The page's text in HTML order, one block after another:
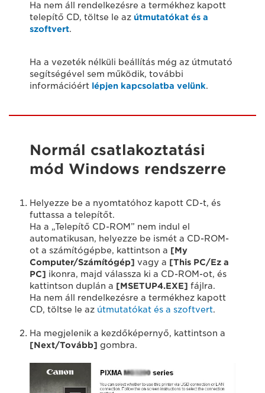
Ha nem áll rendelkezésre a termékhez kapott
telepítő CD, töltse le az útmutatókat és a
szoftvert.
Ha a vezeték nélküli beállítás még az útmutató
segítségével sem működik, további
információért lépjen kapcsolatba velünk.
Normál csatlakoztatási
mód Windows rendszerre
Helyezze be a nyomtatóhoz kapott CD-t, és
futtassa a telepítőt.
Ha a „Telepítő CD-ROM” nem indul el
automatikusan, helyezze be ismét a CD-ROM-
ot a számítógépbe, kattintson a [My
Computer/Számítógép] vagy a [This PC/Ez a
PC] ikonra, majd válassza ki a CD-ROM-ot, és
kattintson duplán a [MSETUP4.EXE] fájlra.
Ha nem áll rendelkezésre a termékhez kapott
CD, töltse le az útmutatókat és a szoftvert.
Ha megjelenik a kezdőképernyő, kattintson a
[Next/Tovább] gombra.